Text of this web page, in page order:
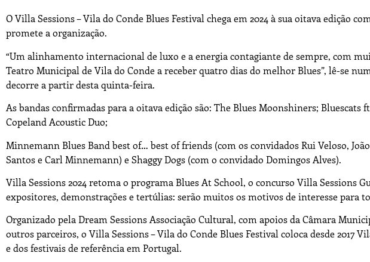
O Villa Sessions – Vila do Conde Blues Festival chega em 2024 à sua oitava edição
promete a organização.
“Um alinhamento internacional de luxo e a energia contagiante de sempre, com
Teatro Municipal de Vila do Conde a receber quatro dias do melhor Blues”, lê-se
decorre a partir desta quinta-feira.
As bandas confirmadas para a oitava edição são: The Blues Moonshiners;
Copeland Acoustic Duo;
Minnemann Blues Band best of… best of friends (com os convidados Rui Veloso,
Santos e Carl Minnemann) e Shaggy Dogs (com o convidado Domingos Alves).
Villa Sessions 2024 retoma o programa Blues At School, o concurso Villa Sessions
expositores, demonstrações e tertúlias: serão muitos os motivos de interesse para
Organizado pela Dream Sessions Associação Cultural, com apoios da Câmara
outros parceiros, o Villa Sessions – Vila do Conde Blues Festival coloca desde 2017
e dos festivais de referência em Portugal.